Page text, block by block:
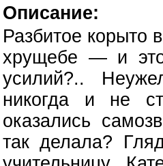
Описание:
Разбитое корыто
хрущебе — и это
усилий?..
никогда и не
оказались
так делала?